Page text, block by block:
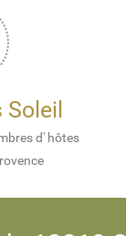
d' hôtes